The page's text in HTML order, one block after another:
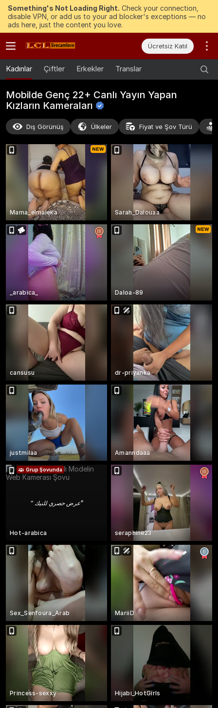
Something's Not Loading Right. Check your connection,
disable VPN, or add us to your ad blocker's exceptions — no
ads here, just the content you love.
Ücretsiz Katıl
Kadınlar Çiftler Erkekler Translar
Mobilde Genç 22+ Canlı Yayın Yapan
Kızların Kameraları
Dış Görünüş Ülkeler Fiyat ve Şov Türü
Mama_elmaleka Sarah_Dalouaa
_arabica_ Daloa-89
cansusu dr-priyanka
justmilaa Amanndaaa
“ عرض حصري للنيك”
Grup Şovunda
Hot-arabica seraphine23
Sex_Senfoura_Arab MariiD
Princess-sexxy Hijabi_HotGirls